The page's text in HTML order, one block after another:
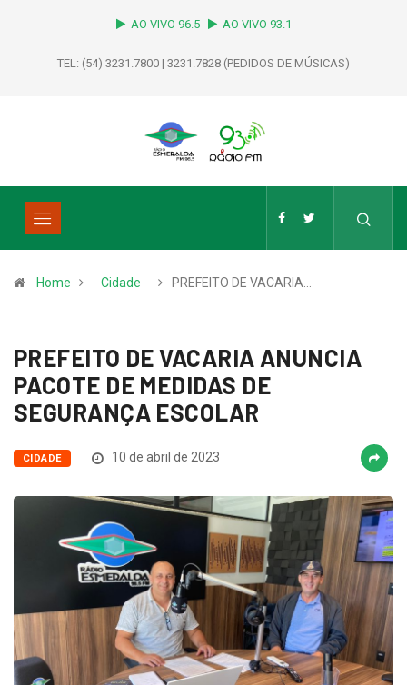
AO VIVO 96.5 AO VIVO 93.1
TEL: (54) 3231.7800 | 3231.7828 (PEDIDOS DE MÚSICAS)
Home Cidade PREFEITO DE VACARIA…
PREFEITO DE VACARIA ANUNCIA
PACOTE DE MEDIDAS DE
SEGURANÇA ESCOLAR
CIDADE 10 de abril de 2023